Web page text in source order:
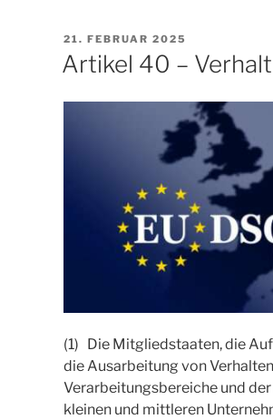
VERÖFFENTLICHT
AM
21. FEBRUAR 2025
Artikel 40 –
(1) Die Mitgliedstaaten, die
die Ausarbeitung von
Verarbeitungsbereiche und
kleinen und mittleren